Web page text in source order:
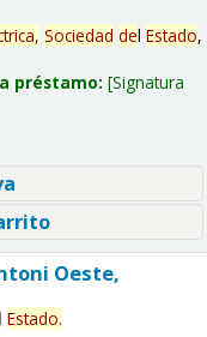
Sociedad del Estado,
préstamo: Signatura
Oeste,
l Estado.